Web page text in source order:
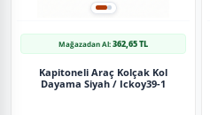
Mağazadan Al:362,65 TL
Kapitoneli Araç Kolçak Kol
Dayama Siyah / Ickoy39-1